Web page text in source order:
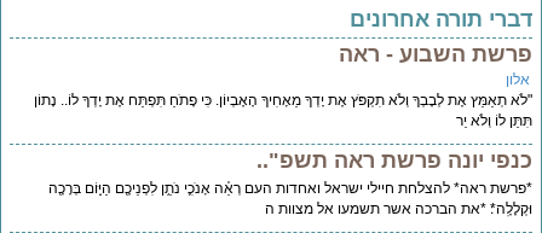
דברי תורה אחרונים
פרשת השבוע - ראה
אלון
"לֹא תְאַמֵּץ אֶת לְבָבְךָ וְלֹא תִקְפֹּץ אֶת יָדְךָ מֵאָחִיךָ הָאֶבְיוֹן. כִּי פָתֹחַ תִּפְתַּח אֶת יָדְךָ לוֹ.. נָתוֹן
תִּתֵּן לוֹ וְלֹא יֵר
כנפי יונה פרשת ראה תשפ"..
*פרשת ראה* להצלחת חיילי ישראל ואחדות העם רְאֵ֗ה אָנֹכִ֛י נֹתֵ֥ן לִפְנֵיכֶ֖ם הַיּ֑וֹם בְּרָכָ֖ה
וּקְלָלָֽה*׃ *את הברכה אשר תשמעו אל מצוות ה